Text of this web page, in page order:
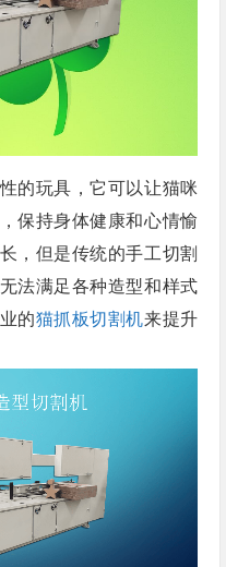
的玩具，它可以让猫咪
保持身体健康和心情愉
，但是传统的手工切割
法满足各种造型和样式
的猫抓板切割机来提升